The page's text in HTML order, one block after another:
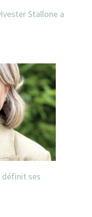
Stallone a
définit ses